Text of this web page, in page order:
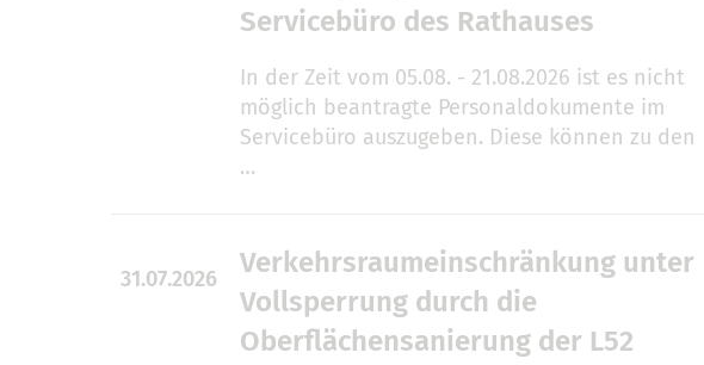
Servicebüro des Rathauses
In der Zeit vom 05.08. - 21.08.2026 ist es nicht
möglich beantragte Personaldokumente im
Servicebüro auszugeben. Diese können zu den
…
31.07.2026
Verkehrsraumeinschränkung unter
Vollsperrung durch die
Oberflächensanierung der L52